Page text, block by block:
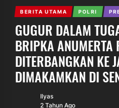
BERITA UTAMA POLRI
GUGUR DALAM
BRIPKA ANUMERTA
DITERBANGKAN KE
DIMAKAMKAN DI
Ilyas
2 Tahun Ago